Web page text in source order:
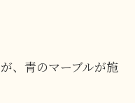
、青のマーブルが施